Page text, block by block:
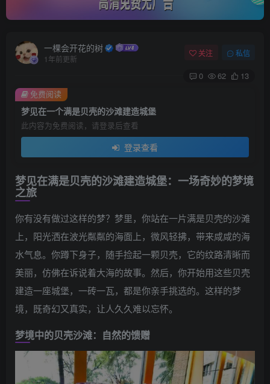
一棵会开花的树
1年前更新
关注 私信
0 62 13
梦见在一个满是贝壳的沙滩建造城堡
此内容为免费阅读，请登录后查看
登录查看
免费阅读
梦见在满是贝壳的沙滩建造城堡：一场奇妙的梦境
之旅
你有没有做过这样的梦？梦里，你站在一片满是贝壳的沙滩
上，阳光洒在波光粼粼的海面上，微风轻拂，带来咸咸的海
水气息。你蹲下身子，随手捡起一颗贝壳，它的纹路清晰而
美丽，仿佛在诉说着大海的故事。然后，你开始用这些贝壳
建造一座城堡，一砖一瓦，都是你亲手挑选的。这样的梦
境，既奇幻又真实，让人久久难以忘怀。
梦境中的贝壳沙滩：自然的馈赠